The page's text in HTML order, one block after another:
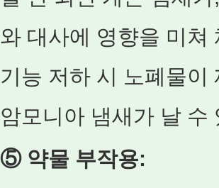
와 대사에 영향을 미쳐
기능 저하 시 노폐물이
암모니아 냄새가 날 수
⑤ 약물 부작용: